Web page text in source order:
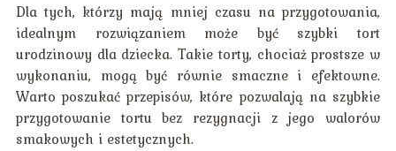
Dla tych, którzy mają mniej czasu na przygotowania,
idealnym rozwiązaniem może być szybki tort
urodzinowy dla dziecka. Takie torty, chociaż prostsze w
wykonaniu, mogą być równie smaczne i efektowne.
Warto poszukać przepisów, które pozwalają na szybkie
przygotowanie tortu bez rezygnacji z jego walorów
smakowych i estetycznych.